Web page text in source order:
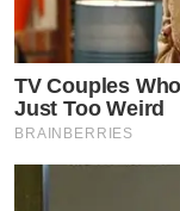
TV Couples
Just Too Weird
BRAINBERRIES